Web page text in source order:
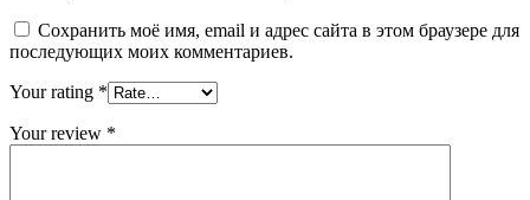
Сохранить моё имя, email и адрес сайта в этом браузере для
последующих моих комментариев.
Your rating *
Your review *